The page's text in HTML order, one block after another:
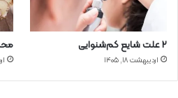
۲ علت شایع‌ کم‌شنوایی
اردیبهشت ۱۸, ۱۴۰۵